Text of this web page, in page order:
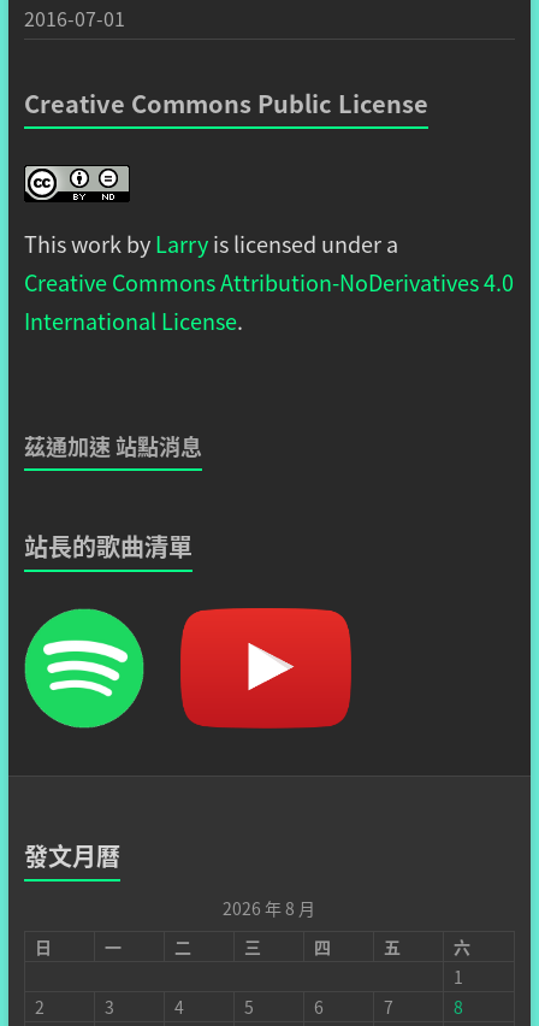
2016-07-01
Creative Commons Public License
This work byLarryis licensed under a
Creative Commons Attribution-NoDerivatives 4.0
International License.
茲通加速 站點消息
站長的歌曲清單
發文月曆
2026 年 8 月
日
一 二 三 四 五
六
1
2
3 4 5 6 7
8